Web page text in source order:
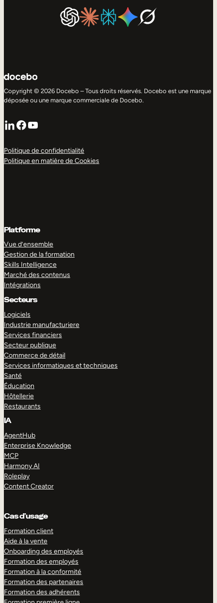
Copyright © 2026 Docebo – Tous droits réservés. Docebo est une marque
déposée ou une marque commerciale de Docebo.
LinkedIn
Facebook
YouTube
Politique de confidentialité
Politique en matière de Cookies
Platforme
Vue d’ensemble
Gestion de la formation
Skills Intelligence
Marché des contenus
Intégrations
Secteurs
Logiciels
Industrie manufacturiere
Services financiers
Secteur publique
Commerce de détail
Services informatiques et techniques
Santé
Éducation
Hôtellerie
Restaurants
IA
AgentHub
Enterprise Knowledge
MCP
Harmony AI
Roleplay
Content Creator
Cas d’usage
Formation client
Aide à la vente
Onboarding des employés
Formation des employés
Formation à la conformité
Formation des partenaires
Formation des adhérents